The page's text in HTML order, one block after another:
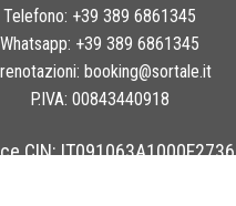
Telefono: +39 389 6861345
Whatsapp: +39 389 6861345
booking@sortale.it
P.IVA: 00843440918
CIN: IT091063A1000F2736